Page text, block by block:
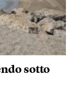
sotto